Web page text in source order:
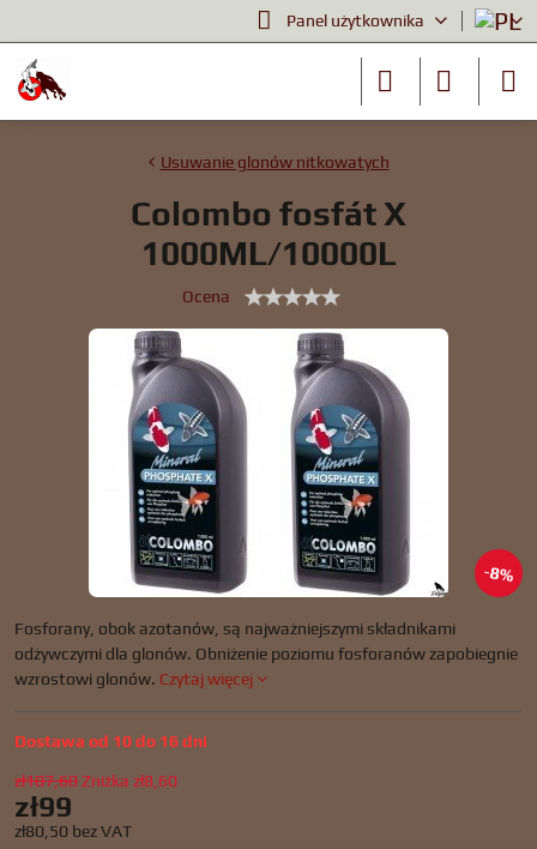
Panel użytkownika
8%
Usuwanie glonów nitkowatych
Colombo fosfát X
1000ML/10000L
Ocena
Fosforany, obok azotanów, są najważniejszymi składnikami
odżywczymi dla glonów. Obniżenie poziomu fosforanów zapobiegnie
wzrostowi glonów. Czytaj więcej
Dostawa od 10 do 16 dni
zł107,60Zniżka zł8,60
zł99
zł80,50 bez VAT